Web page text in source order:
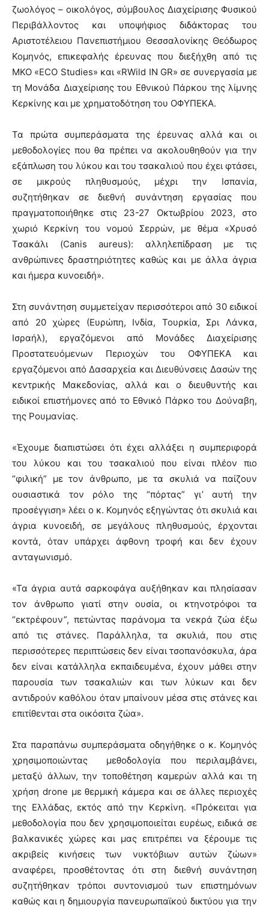
ζωολόγος – οικολόγος, σύμβουλος Διαχείρισης Φυσικού
Περιβάλλοντος και υποψήφιος διδάκτορας του
Αριστοτέλειου Πανεπιστήμιου Θεσσαλονίκης Θεόδωρος
Κομηνός, επικεφαλής έρευνας που διεξήχθη από τις
ΜΚΟ «ECO Studies» και «RWild IN GR» σε συνεργασία με
τη Μονάδα Διαχείρισης του Εθνικού Πάρκου της λίμνης
Κερκίνης και με χρηματοδότηση του ΟΦΥΠΕΚΑ.
Τα πρώτα συμπεράσματα της έρευνας αλλά και οι
μεθοδολογίες που θα πρέπει να ακολουθηθούν για την
εξάπλωση του λύκου και του τσακαλιού που έχει φτάσει,
σε μικρούς πληθυσμούς, μέχρι την Ισπανία,
συζητήθηκαν σε διεθνή συνάντηση εργασίας που
πραγματοποιήθηκε στις 23-27 Οκτωβρίου 2023, στο
χωριό Κερκίνη του νομού Σερρών, με θέμα «Χρυσό
Τσακάλι (Canis aureus): αλληλεπίδραση με τις
ανθρώπινες δραστηριότητες καθώς και με άλλα άγρια
και ήμερα κυνοειδή».
Στη συνάντηση συμμετείχαν περισσότεροι από 30 ειδικοί
από 20 χώρες (Ευρώπη, Ινδία, Τουρκία, Σρι Λάνκα,
Ισραήλ), εργαζόμενοι από Μονάδες Διαχείρισης
Προστατευόμενων Περιοχών του ΟΦΥΠΕΚΑ και
εργαζόμενοι από Δασαρχεία και Διευθύνσεις Δασών της
κεντρικής Μακεδονίας, αλλά και ο διευθυντής και
ειδικοί επιστήμονες από το Εθνικό Πάρκο του Δούναβη,
της Ρουμανίας.
«Έχουμε διαπιστώσει ότι έχει αλλάξει η συμπεριφορά
του λύκου και του τσακαλιού που είναι πλέον πιο
“φιλική” με τον άνθρωπο, με τα σκυλιά να παίζουν
ουσιαστικά τον ρόλο της “πόρτας” γι’ αυτή την
προσέγγιση» λέει ο κ. Κομηνός εξηγώντας ότι σκυλιά και
άγρια κυνοειδή, σε μεγάλους πληθυσμούς, έρχονται
κοντά, όταν υπάρχει άφθονη τροφή και δεν έχουν
ανταγωνισμό.
«Τα άγρια αυτά σαρκοφάγα αυξήθηκαν και πλησίασαν
τον άνθρωπο γιατί στην ουσία, οι κτηνοτρόφοι τα
“εκτρέφουν”, πετώντας παράνομα τα νεκρά ζώα έξω
από τις στάνες. Παράλληλα, τα σκυλιά, που στις
περισσότερες περιπτώσεις δεν είναι τσοπανόσκυλα, άρα
δεν είναι κατάλληλα εκπαιδευμένα, έχουν μάθει στην
παρουσία των τσακαλιών και των λύκων και δεν
αντιδρούν καθόλου όταν μπαίνουν μέσα στις στάνες και
επιτίθενται στα οικόσιτα ζώα».
Στα παραπάνω συμπεράσματα οδηγήθηκε ο κ. Κομηνός
χρησιμοποιώντας μεθοδολογία που περιλαμβάνει,
μεταξύ άλλων, την τοποθέτηση καμερών αλλά και τη
χρήση drone με θερμική κάμερα και σε άλλες περιοχές
της Ελλάδας, εκτός από την Κερκίνη. «Πρόκειται για
μεθοδολογία που δεν χρησιμοποιείται ευρέως, ειδικά σε
βαλκανικές χώρες και μας επιτρέπει να ξέρουμε τις
ακριβείς κινήσεις των νυκτόβιων αυτών ζώων»
αναφέρει, προσθέτοντας ότι στη διεθνή συνάντηση
συζητήθηκαν τρόποι συντονισμού των επιστημόνων
καθώς και η δημιουργία πανευρωπαϊκού δικτύου για την